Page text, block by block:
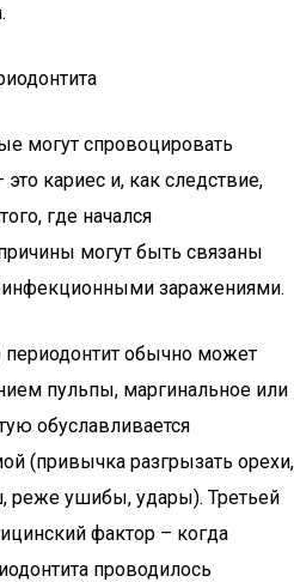
могут спровоцировать
кариес и, как следствие,
где начался
могут быть связаны
инфекционными заражениями.
обычно может
пульпы, маргинальное или
обуславливается
(привычка разгрызать орехи,
реже ушибы, удары). Третьей
фактор – когда
проводилось